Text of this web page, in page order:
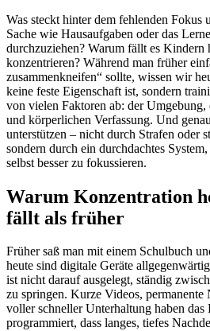
Was steckt hinter dem fehlenden Fokus
Sache wie Hausaufgaben oder das
durchzuziehen? Warum fällt es Kindern
konzentrieren? Während man früher
zusammenkneifen“ sollte, wissen wir
keine feste Eigenschaft ist, sondern
von vielen Faktoren ab: der Umgebung,
und körperlichen Verfassung. Und
unterstützen – nicht durch Strafen oder
sondern durch ein durchdachtes
selbst besser zu fokussieren.
Warum Konzentration
fällt als früher
Früher saß man mit einem Schulbuch
heute sind digitale Geräte
ist nicht darauf ausgelegt, ständig
zu springen. Kurze Videos, permanente
voller schneller Unterhaltung haben das
programmiert, dass langes, tiefes